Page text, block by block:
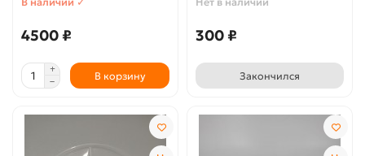
4500 ₽
В корзину
300 ₽
Закончился